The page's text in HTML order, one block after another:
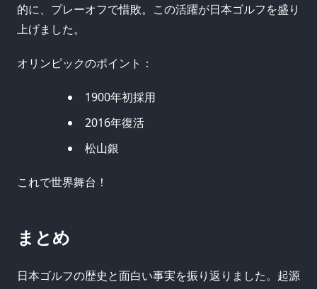
的に、プレーオフで惜敗。この活躍が日本ゴルフを盛り
上げました。
オリンピックのポイント：
1900年初採用
2016年復活
松山銀
これで世界舞台！
まとめ
日本ゴルフの歴史と面白い事実を振り返りました。起源